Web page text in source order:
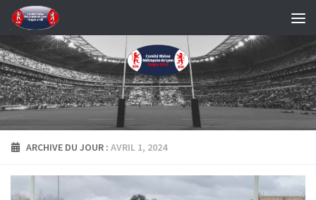
Skip to content
ARCHIVE DU JOUR : AVRIL 1, 2024